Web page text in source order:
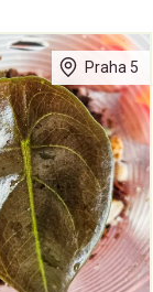
Praha 5